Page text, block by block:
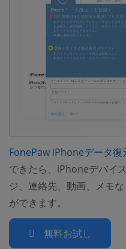
FonePaw iPhoneデータ復
できたら、iPhoneデバイ
ジ、連絡先、動画、メモ
ができます。
無料お試し